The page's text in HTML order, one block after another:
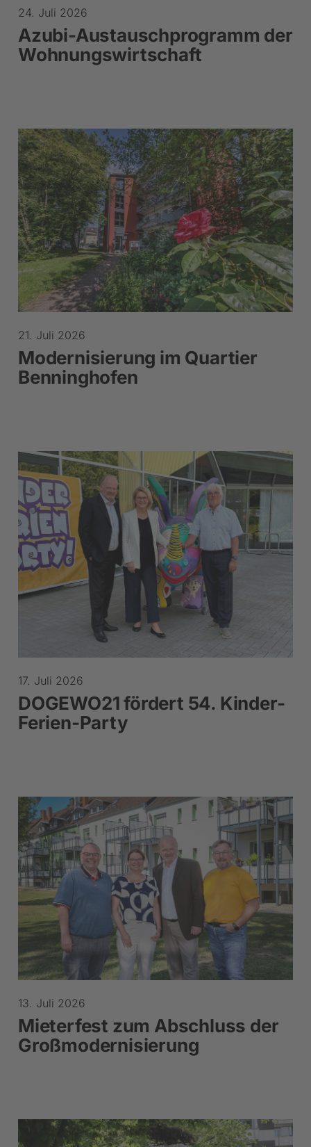
24. Juli 2026
Azubi-Austauschprogramm der
Wohnungswirtschaft
21. Juli 2026
Modernisierung im Quartier
Benninghofen
17. Juli 2026
DOGEWO21 fördert 54. Kinder-
Ferien-Party
13. Juli 2026
Mieterfest zum Abschluss der
Großmodernisierung